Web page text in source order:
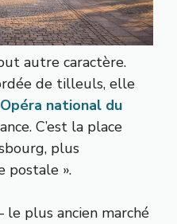
autre caractère.
de tilleuls, elle
Opéra national du
C’est la place
plus
postale ».
plus ancien marché